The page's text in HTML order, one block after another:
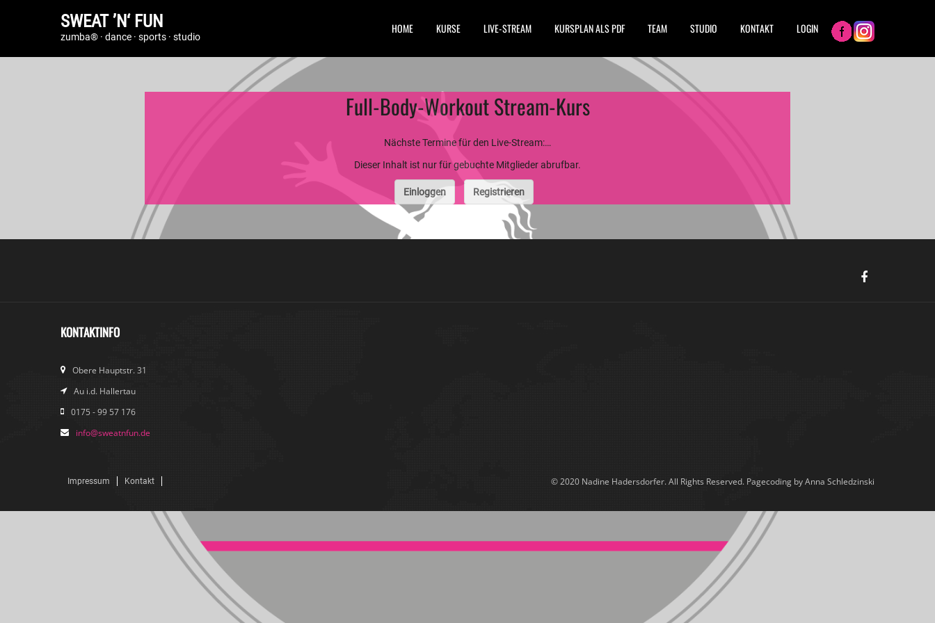
SWEAT ’N‘ FUN
zumba® · dance · sports · studio
HOME KURSE LIVE-STREAM KURSPLAN ALS PDF TEAM STUDIO KONTAKT LOGIN
Full-Body-Workout Stream-Kurs
Nächste Termine für den Live-Stream:…
Dieser Inhalt ist nur für gebuchte Mitglieder abrufbar.
Einloggen Registrieren
KONTAKTINFO
Obere Hauptstr. 31
Au i.d. Hallertau
0175 - 99 57 176
info@sweatnfun.de
Impressum Kontakt © 2020 Nadine Hadersdorfer. All Rights Reserved. Pagecoding by Anna Schledzinski